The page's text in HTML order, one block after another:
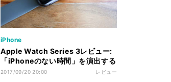
iPhone
Apple Watch Series 3レビュー:
「iPhoneのない時間」を演出する
ヘルスコンシャスな未来 - 松村太
2017/09/20 20:00 レビュー